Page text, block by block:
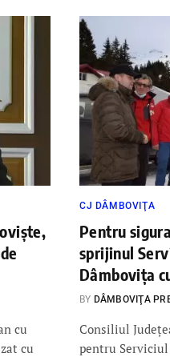
cu
cu
CJ DÂMBOVIŢA
Pentru
sprijinul
Dâmbovița
BY DÂMBOVIŢA
Consiliul
pentru Serviciul